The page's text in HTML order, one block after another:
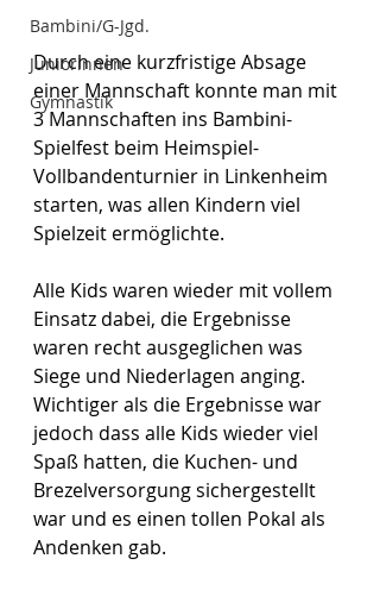
Bambini/G-Jgd.
Juniorinnen
Gymnastik
Durch eine kurzfristige Absage
einer Mannschaft konnte man mit
3 Mannschaften ins Bambini-
Spielfest beim Heimspiel-
Vollbandenturnier in Linkenheim
starten, was allen Kindern viel
Spielzeit ermöglichte.
Alle Kids waren wieder mit vollem
Einsatz dabei, die Ergebnisse
waren recht ausgeglichen was
Siege und Niederlagen anging.
Wichtiger als die Ergebnisse war
jedoch dass alle Kids wieder viel
Spaß hatten, die Kuchen- und
Brezelversorgung sichergestellt
war und es einen tollen Pokal als
Andenken gab.